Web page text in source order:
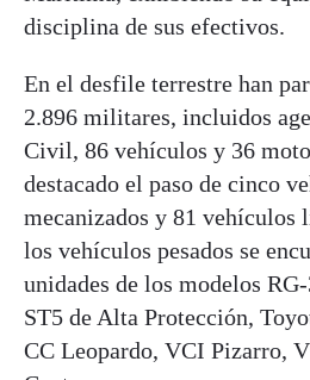
disciplina de sus efectivos.
En el desfile terrestre han
2.896 militares, incluidos
Civil, 86 vehículos y 36
destacado el paso de cinco
mecanizados y 81 vehículos
los vehículos pesados se
unidades de los modelos
ST5 de Alta Protección,
CC Leopardo, VCI Pizarro,